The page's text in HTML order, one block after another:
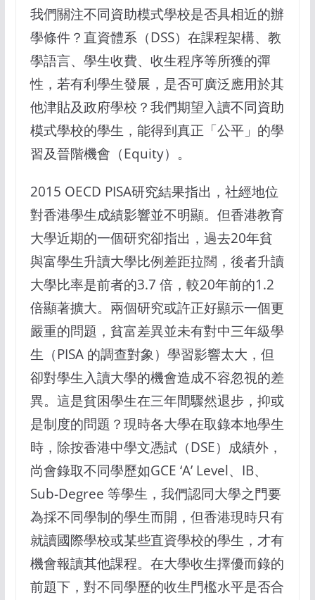
我們關注不同資助模式學校是否具相近的辦
學條件？直資體系（DSS）在課程架構、教
學語言、學生收費、收生程序等所獲的彈
性，若有利學生發展，是否可廣泛應用於其
他津貼及政府學校？我們期望入讀不同資助
模式學校的學生，能得到真正「公平」的學
習及晉階機會（Equity）。
2015 OECD PISA研究結果指出，社經地位
對香港學生成績影響並不明顯。但香港教育
大學近期的一個研究卻指出，過去20年貧
與富學生升讀大學比例差距拉闊，後者升讀
大學比率是前者的3.7 倍，較20年前的1.2
倍顯著擴大。兩個研究或許正好顯示一個更
嚴重的問題，貧富差異並未有對中三年級學
生（PISA 的調查對象）學習影響太大，但
卻對學生入讀大學的機會造成不容忽視的差
異。這是貧困學生在三年間驟然退步，抑或
是制度的問題？現時各大學在取錄本地學生
時，除按香港中學文憑試（DSE）成績外，
尚會錄取不同學歷如GCE ‘A’ Level、IB、
Sub-Degree 等學生，我們認同大學之門要
為採不同學制的學生而開，但香港現時只有
就讀國際學校或某些直資學校的學生，才有
機會報讀其他課程。在大學收生擇優而錄的
前題下，對不同學歷的收生門檻水平是否合